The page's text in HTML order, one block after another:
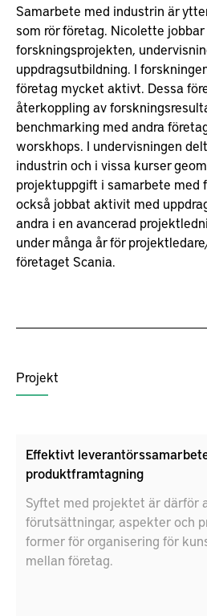
Samarbete med industrin är
som rör företag. Nicolette
forskningsprojekten,
uppdragsutbildning. I
företag mycket aktivt. Dessa
återkoppling av
benchmarking med andra
worskhops. I undervisningen
industrin och i vissa kurser
projektuppgift i samarbete med
också jobbat aktivit med
andra i en avancerad
under många år för
företaget Scania.
Projekt
Effektivt
produktframtagning
Syftet med projektet är därför
förutsättningar, aspekter och
former för organisering för
mellan företag.